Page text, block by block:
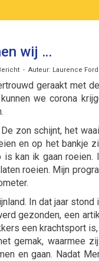
wij …
- Auteur: Laurence Ford
geraakt met
we corona
zon schijnt, het
en op het bankje
kan ik gaan roeien.
roeien. Mijn
In dat jaar
gezonden, een
een krachtsport
gemak, waarmee
en gaan. Nadat